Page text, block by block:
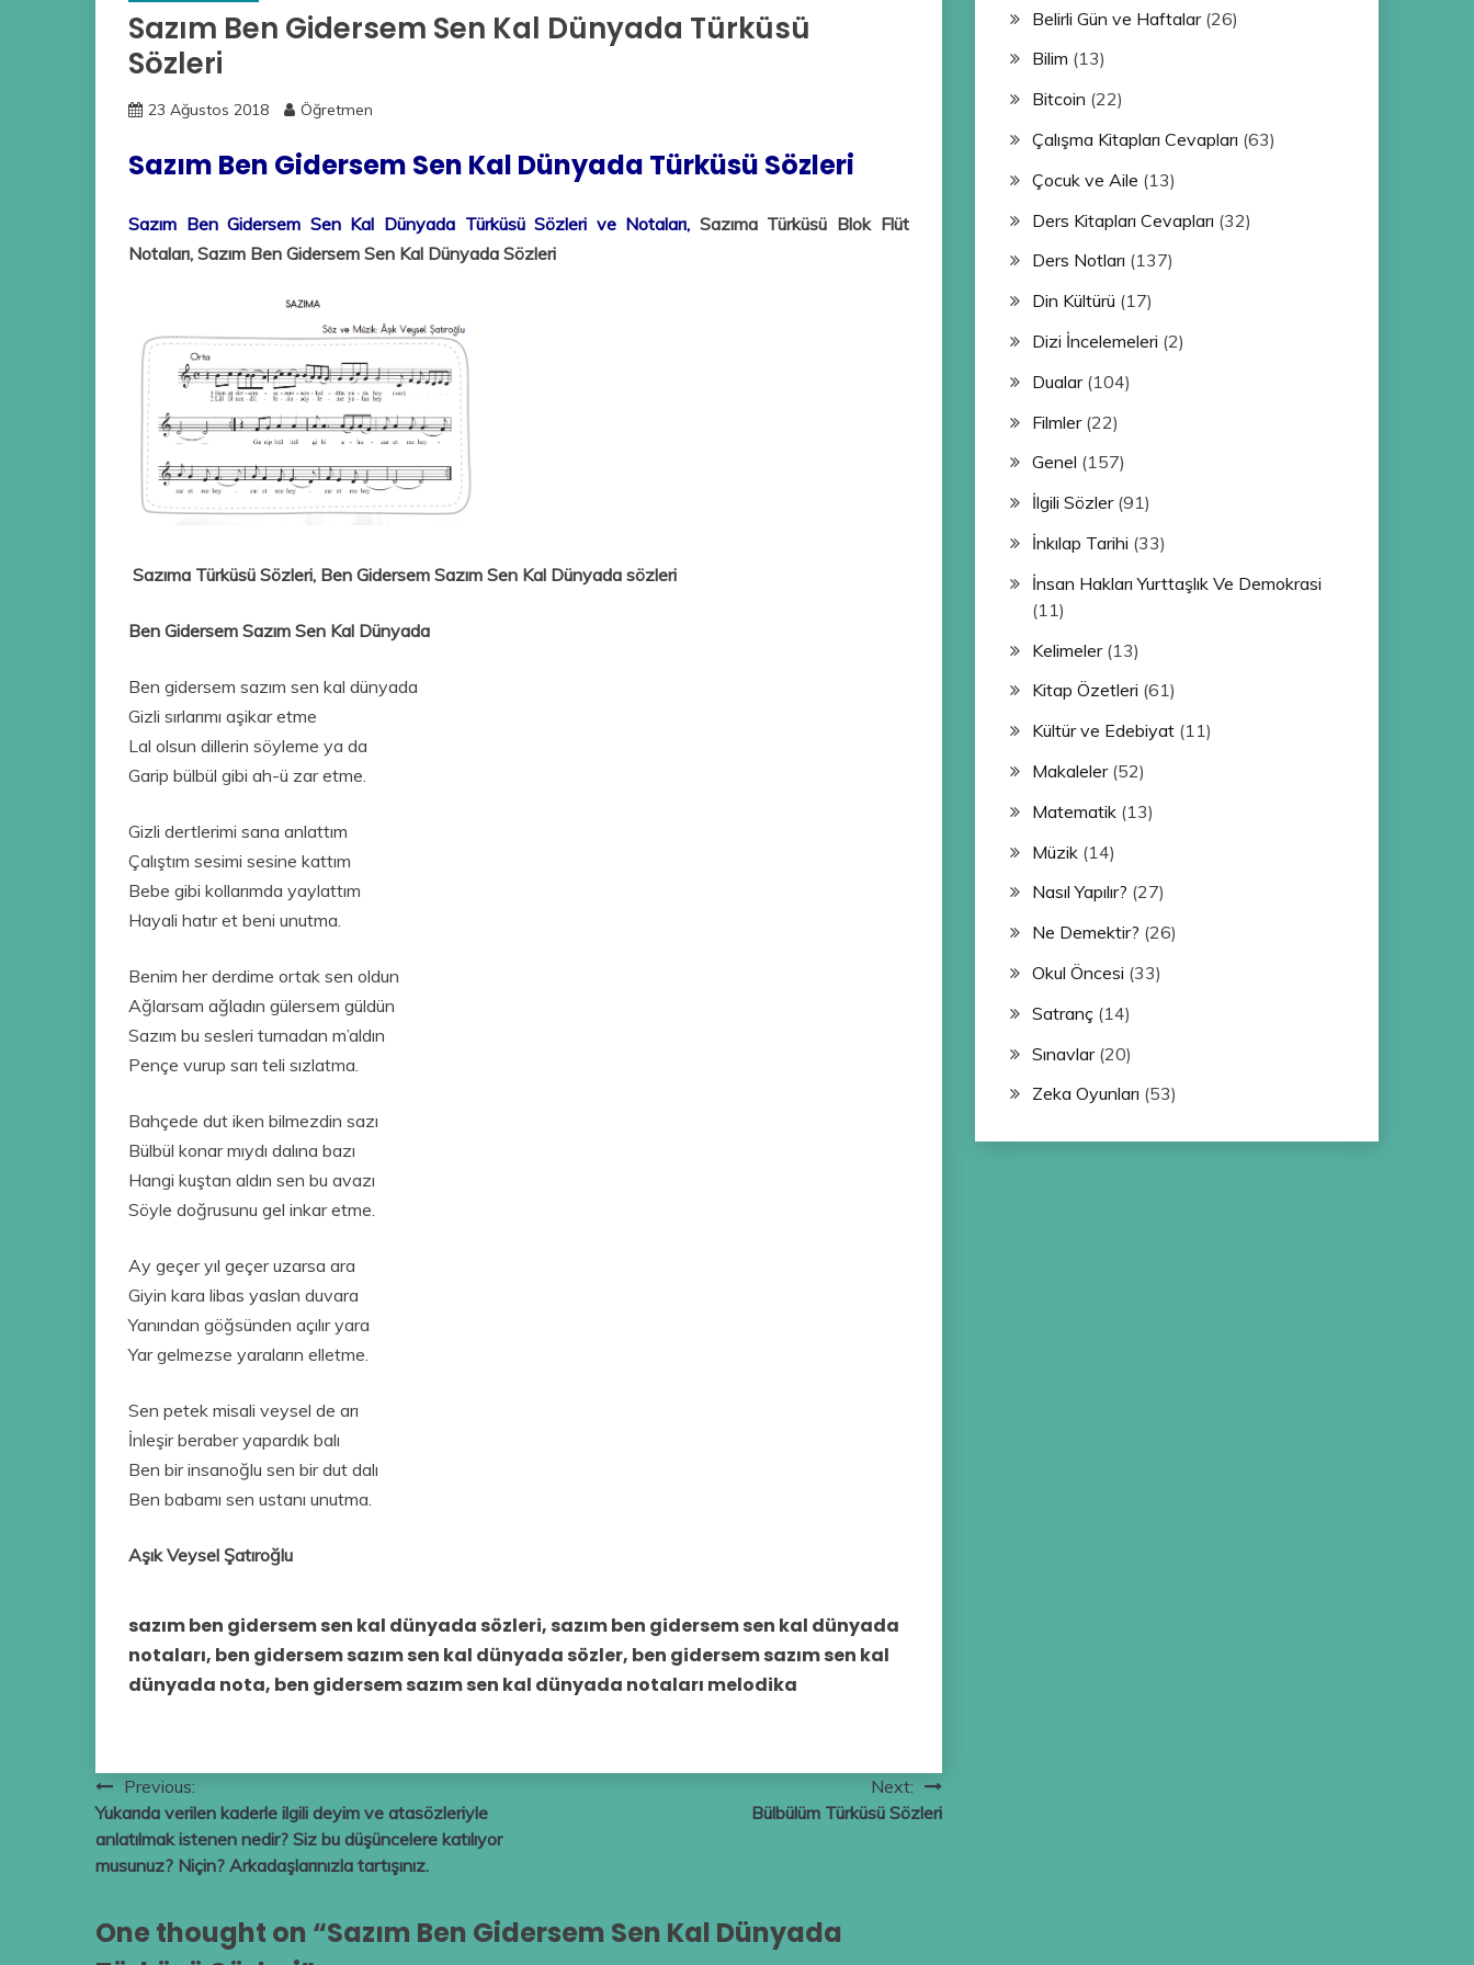
Sazım Ben Gidersem Sen Kal Dünyada Türküsü
Sözleri
23 Ağustos 2018 Öğretmen
Sazım Ben Gidersem Sen Kal Dünyada Türküsü Sözleri
Sazım Ben Gidersem Sen Kal Dünyada Türküsü Sözleri ve Notaları, Sazıma Türküsü Blok Flüt
Notaları, Sazım Ben Gidersem Sen Kal Dünyada Sözleri
Sazıma Türküsü Sözleri, Ben Gidersem Sazım Sen Kal Dünyada sözleri
Ben Gidersem Sazım Sen Kal Dünyada
Ben gidersem sazım sen kal dünyada
Gizli sırlarımı aşikar etme
Lal olsun dillerin söyleme ya da
Garip bülbül gibi ah-ü zar etme.
Gizli dertlerimi sana anlattım
Çalıştım sesimi sesine kattım
Bebe gibi kollarımda yaylattım
Hayali hatır et beni unutma.
Benim her derdime ortak sen oldun
Ağlarsam ağladın gülersem güldün
Sazım bu sesleri turnadan m’aldın
Pençe vurup sarı teli sızlatma.
Bahçede dut iken bilmezdin sazı
Bülbül konar mıydı dalına bazı
Hangi kuştan aldın sen bu avazı
Söyle doğrusunu gel inkar etme.
Ay geçer yıl geçer uzarsa ara
Giyin kara libas yaslan duvara
Yanından göğsünden açılır yara
Yar gelmezse yaraların elletme.
Sen petek misali veysel de arı
İnleşir beraber yapardık balı
Ben bir insanoğlu sen bir dut dalı
Ben babamı sen ustanı unutma.
Aşık Veysel Şatıroğlu
sazım ben gidersem sen kal dünyada sözleri, sazım ben gidersem sen kal dünyada
notaları, ben gidersem sazım sen kal dünyada sözler, ben gidersem sazım sen kal
dünyada nota, ben gidersem sazım sen kal dünyada notaları melodika
Yazı
gezinmesi
Previous:
Yukarıda verilen kaderle ilgili deyim ve atasözleriyle
anlatılmak istenen nedir? Siz bu düşünce­lere katılıyor
musunuz? Niçin? Arkadaşlarınızla tartışınız.
Next:
Bülbülüm Türküsü Sözleri
One thought on “Sazım Ben Gidersem Sen Kal Dünyada
Belirli Gün ve Haftalar(26)
Bilim (13)
Bitcoin (22)
Çalışma Kitapları Cevapları (63)
Çocuk ve Aile (13)
Ders Kitapları Cevapları (32)
Ders Notları (137)
Din Kültürü (17)
Dizi İncelemeleri (2)
Dualar(104)
Filmler(22)
Genel (157)
İlgili Sözler(91)
İnkılap Tarihi (33)
İnsan Hakları Yurttaşlık Ve Demokrasi
(11)
Kelimeler(13)
Kitap Özetleri (61)
Kültür ve Edebiyat(11)
Makaleler(52)
Matematik(13)
Müzik(14)
Nasıl Yapılır? (27)
Ne Demektir? (26)
Okul Öncesi (33)
Satranç(14)
Sınavlar(20)
Zeka Oyunları (53)